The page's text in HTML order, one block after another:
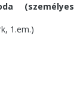
(személyes
1.em.)